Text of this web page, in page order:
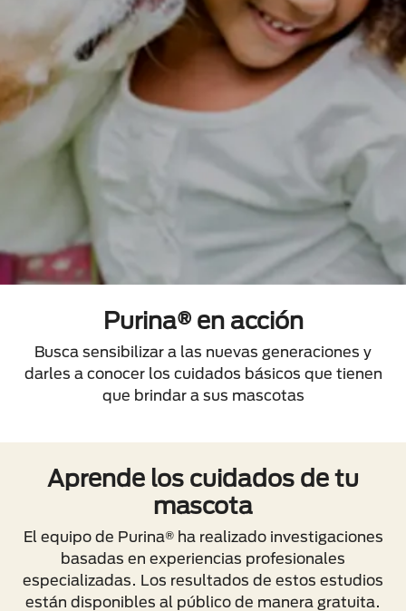
Purina® en acción
Busca sensibilizar a las nuevas generaciones y
darles a conocer los cuidados básicos que tienen
que brindar a sus mascotas
Aprende los cuidados de tu
mascota
El equipo de Purina® ha realizado investigaciones
basadas en experiencias profesionales
especializadas. Los resultados de estos estudios
están disponibles al público de manera gratuita.